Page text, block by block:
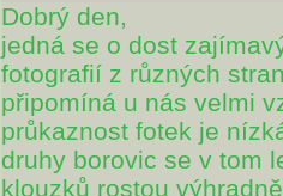
Dobrý den,
jedná se o dost
fotografií z různých
připomíná u nás velmi
průkaznost fotek je
druhy borovic se v tom
klouzků rostou